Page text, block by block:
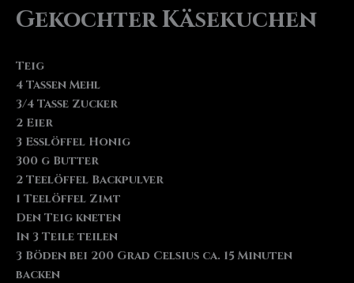
Gekochter Käsekuchen
Teig
4 Tassen Mehl
3/4 Tasse Zucker
2 Eier
3 Esslöffel Honig
300 g Butter
2 Teelöffel Backpulver
1 Teelöffel Zimt
Den Teig kneten
In 3 Teile teilen
3 Böden bei 200 Grad Celsius ca. 15 Minuten
backen